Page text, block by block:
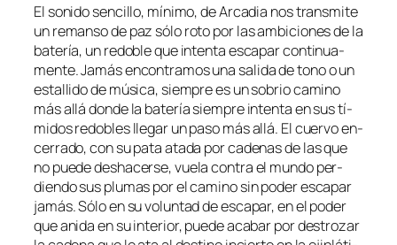
El so­ni­do sen­ci­llo, mí­ni­mo, de Arcadia nos trans­mi­te
un re­man­so de paz só­lo ro­to por las am­bi­cio­nes de la
ba­te­ría, un re­do­ble que in­ten­ta es­ca­par con­ti­nua­
men­te. Jamás en­con­tra­mos una sa­li­da de tono o un
es­ta­lli­do de mú­si­ca, siem­pre es un so­brio ca­mino
más allá don­de la ba­te­ría siem­pre in­ten­ta en sus tí­
mi­dos re­do­bles lle­gar un pa­so más allá. El cuer­vo en­
ce­rra­do, con su pa­ta ata­da por ca­de­nas de las que
no pue­de des­ha­cer­se, vue­la con­tra el mun­do per­
dien­do sus plu­mas por el ca­mino sin po­der es­ca­par
ja­más. Sólo en su vo­lun­tad de es­ca­par, en el po­der
que ani­da en su in­te­rior, pue­de aca­bar por des­tro­zar